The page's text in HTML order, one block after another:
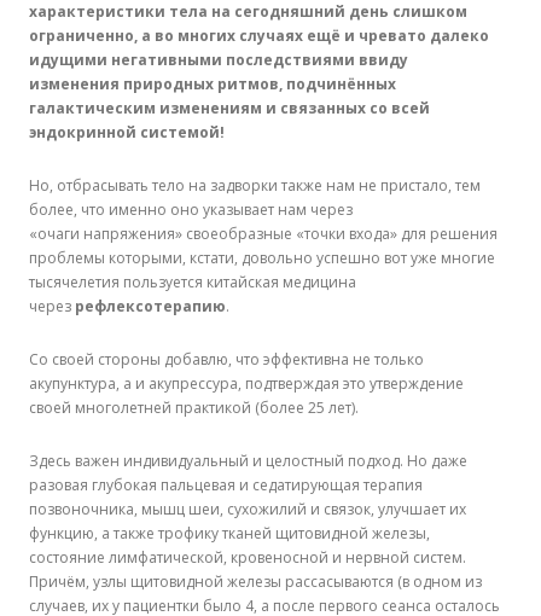
характеристики тела на сегодняшний день слишком
ограниченно, а во многих случаях ещё и чревато далеко
идущими негативными последствиями ввиду
изменения природных ритмов, подчинённых
галактическим изменениям и связанных со всей
эндокринной системой!
Но, отбрасывать тело на задворки также нам не пристало, тем
более, что именно оно указывает нам через
«очаги напряжения» своеобразные «точки входа» для решения
проблемы которыми, кстати, довольно успешно вот уже многие
тысячелетия пользуется китайская медицина
через рефлексотерапию.
Со своей стороны добавлю, что эффективна не только
акупунктура, а и акупрессура, подтверждая это утверждение
своей многолетней практикой (более 25 лет).
Здесь важен индивидуальный и целостный подход. Но даже
разовая глубокая пальцевая и седатирующая терапия
позвоночника, мышц шеи, сухожилий и связок, улучшает их
функцию, а также трофику тканей щитовидной железы,
состояние лимфатической, кровеносной и нервной систем.
Причём, узлы щитовидной железы рассасываются (в одном из
случаев, их у пациентки было 4, а после первого сеанса осталось